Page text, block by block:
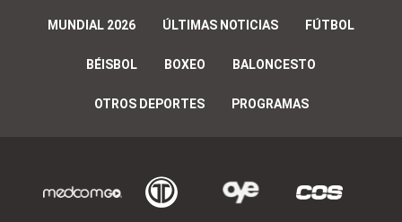
MUNDIAL 2026 ÚLTIMAS NOTICIAS FÚTBOL
BÉISBOL BOXEO BALONCESTO
OTROS DEPORTES PROGRAMAS